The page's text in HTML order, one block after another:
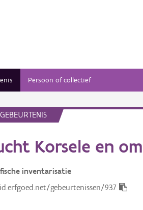
Persoon of collectief
GEBEURTENIS
Korsele en
inventarisatie
gebeurtenissen/937